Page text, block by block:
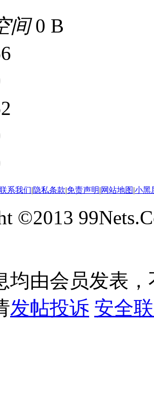
间0 B
系我们|隐私条款|免责声明|网站地图|小黑
©2013
均由会员发表
发帖投诉 安全